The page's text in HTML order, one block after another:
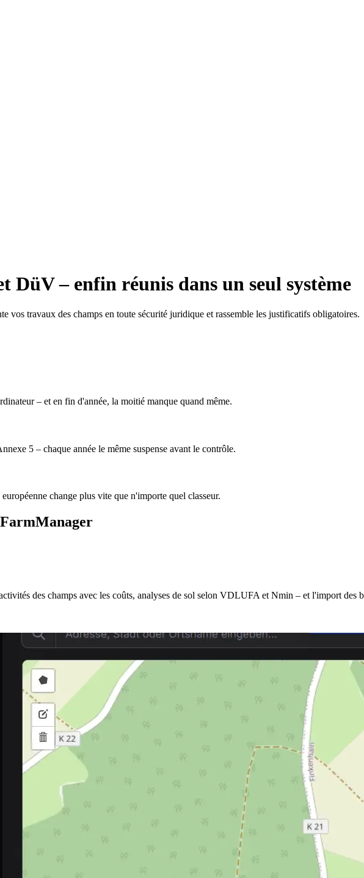
DüV – enfin réunis dans un seul système
travaux des champs en toute sécurité juridique et rassemble les justificatifs obligatoires.
– et en fin d'année, la moitié manque quand même.
5 – chaque année le même suspense avant le contrôle.
change plus vite que n'importe quel classeur.
des champs avec les coûts, analyses de sol selon VDLUFA et Nmin – et l'import